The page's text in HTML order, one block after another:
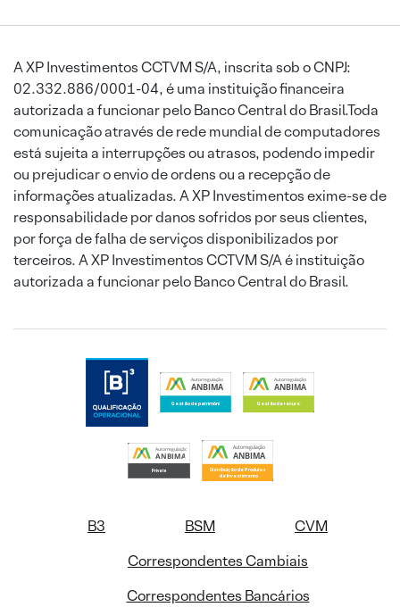
A XP Investimentos CCTVM S/A, inscrita sob o CNPJ:
02.332.886/0001-04, é uma instituição financeira
autorizada a funcionar pelo Banco Central do Brasil.Toda
comunicação através de rede mundial de computadores
está sujeita a interrupções ou atrasos, podendo impedir
ou prejudicar o envio de ordens ou a recepção de
informações atualizadas. A XP Investimentos exime-se de
responsabilidade por danos sofridos por seus clientes,
por força de falha de serviços disponibilizados por
terceiros. A XP Investimentos CCTVM S/A é instituição
autorizada a funcionar pelo Banco Central do Brasil.
B3 BSM
CVM
Correspondentes Cambiais
Correspondentes Bancários